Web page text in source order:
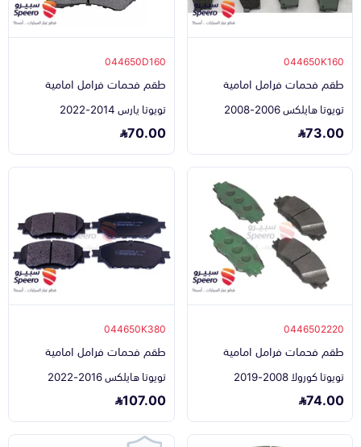
044650K160
طقم فحمات فرامل امامية
تويوتا هايلكس 2006-2008
73.00
044650D160
طقم فحمات فرامل امامية
تويوتا يارس 2014-2022
70.00
0446502220
طقم فحمات فرامل امامية
تويوتا كورولا 2008-2019
74.00
044650K380
طقم فحمات فرامل امامية
تويوتا هايلكس 2016-2022
107.00